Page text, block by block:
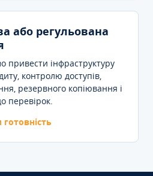
або регульована
привести інфраструктуру
контролю доступів,
резервного копіювання і
перевірок.